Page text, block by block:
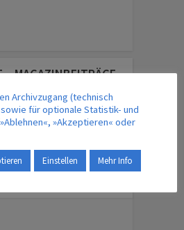
– MAGAZINBEITRÄGE
ERSCHEINT AUCH …
Archivzugang (technisch
für optionale Statistik- und
»Akzeptieren« oder
Einstellen Mehr Info